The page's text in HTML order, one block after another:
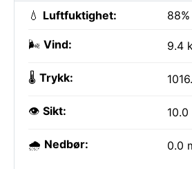
💧 Luftfuktighet: 88%
🌬️ Vind: 9.4
🌡️ Trykk:
👁️ Sikt: 10.0
🌧️ Nedbør: 0.0